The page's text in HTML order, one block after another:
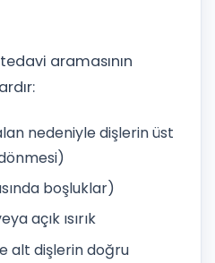
aramasının
nedeniyle dişlerin üst
boşluklar)
açık ısırık
alt dişlerin doğru